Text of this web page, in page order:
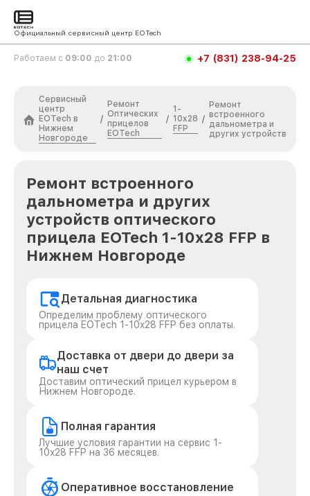
Официальный сервисный центр EOTech
Работаем с 09:00 до 21:00 +7 (831) 238-94-25
Сервисный
центр
EOTech в
Нижнем
Новгороде
/
Ремонт
Оптических
прицелов
EOTech
/
1-
10x28
FFP
/
Ремонт
встроенного
дальнометра и
других устройств
Ремонт встроенного
дальнометра и других
устройств оптического
прицела EOTech 1-10x28 FFP в
Нижнем Новгороде
Детальная диагностика
Определим проблему оптического
прицела EOTech 1-10x28 FFP без оплаты.
Доставка от двери до двери за
наш счет
Доставим оптический прицел курьером в
Нижнем Новгороде.
Полная гарантия
Лучшие условия гарантии на сервис 1-
10x28 FFP на 36 месяцев.
Оперативное восстановление